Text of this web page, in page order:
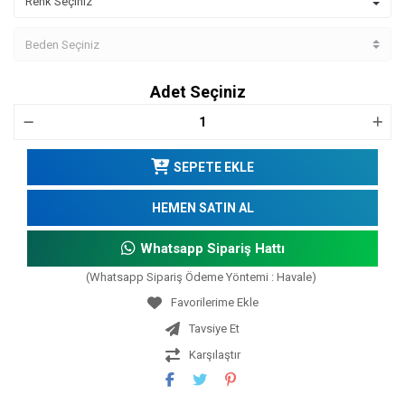
Adet Seçiniz
SEPETE EKLE
HEMEN SATIN AL
Whatsapp Sipariş Hattı
(Whatsapp Sipariş Ödeme Yöntemi : Havale)
Tavsiye Et
Karşılaştır